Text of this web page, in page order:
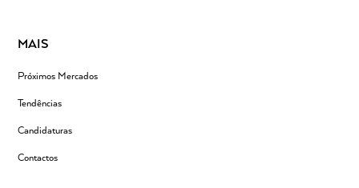
MAIS
Próximos Mercados
Tendências
Candidaturas
Contactos